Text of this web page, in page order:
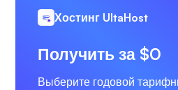
Хостинг UltaHost
Получить за $0
Выберите годовой